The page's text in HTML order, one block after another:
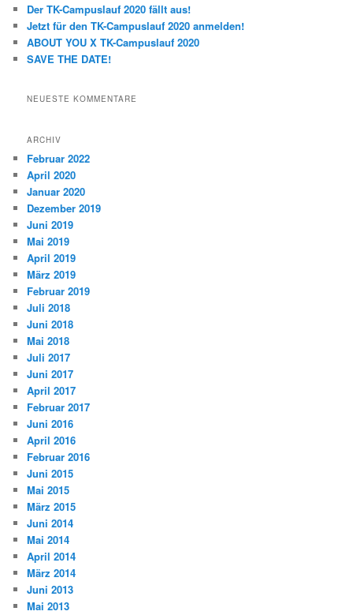
Der TK-Campuslauf 2020 fällt aus!
Jetzt für den TK-Campuslauf 2020 anmelden!
ABOUT YOU X TK-Campuslauf 2020
SAVE THE DATE!
NEUESTE KOMMENTARE
ARCHIV
Februar 2022
April 2020
Januar 2020
Dezember 2019
Juni 2019
Mai 2019
April 2019
März 2019
Februar 2019
Juli 2018
Juni 2018
Mai 2018
Juli 2017
Juni 2017
April 2017
Februar 2017
Juni 2016
April 2016
Februar 2016
Juni 2015
Mai 2015
März 2015
Juni 2014
Mai 2014
April 2014
März 2014
Juni 2013
Mai 2013